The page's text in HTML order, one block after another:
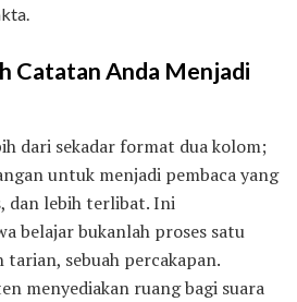
Catatan Anda Menjadi
dari sekadar format dua kolom;
untuk menjadi pembaca yang
dan lebih terlibat. Ini
belajar bukanlah proses satu
tarian, sebuah percakapan.
menyediakan ruang bagi suara